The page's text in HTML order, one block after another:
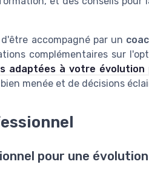
accompagné par un
complémentaires sur
adaptées à votre évolution
menée et de décisions
pour une